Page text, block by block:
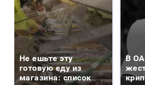
Не ешьте эту
готовую еду из
магазина: список
В